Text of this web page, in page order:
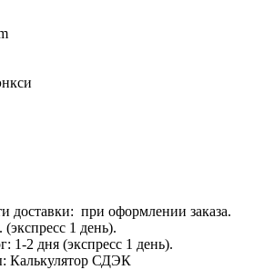
доставки: при оформлении заказа.
1 день).
1-2 дня (экспресс 1 день).
Калькулятор СДЭК